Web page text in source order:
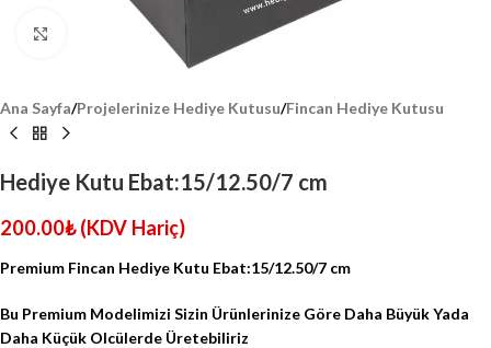
Click to enlarge
Ana Sayfa/Projelerinize Hediye Kutusu/Fincan Hediye Kutusu
Hediye Kutu Ebat:15/12.50/7 cm
200.00₺ (KDV Hariç)
Premium Fincan Hediye Kutu Ebat:15/12.50/7 cm
Bu Premium Modelimizi Sizin Ürünlerinize Göre Daha Büyük Yada
Daha Küçük Olcülerde Üretebiliriz